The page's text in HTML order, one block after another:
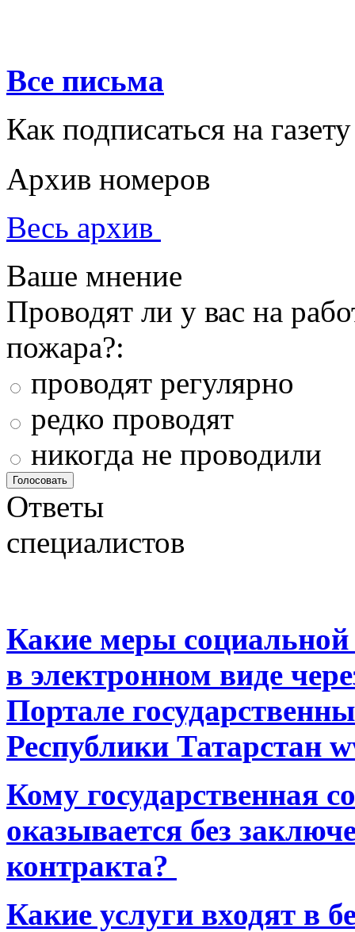
Все письма
Как подписаться на газету
Архив номеров
Весь архив
Ваше мнение
Проводят ли у вас на
пожара?:
проводят регулярно
редко проводят
никогда не проводили
Ответы
специалистов
Какие меры
в электронном виде
Портале
Республики Татарстан
Кому государственная
оказывается без
контракта?
Какие услуги входят в